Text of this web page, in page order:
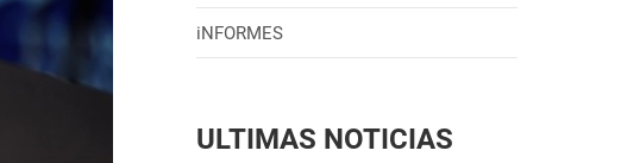
iNFORMES
ULTIMAS NOTICIAS